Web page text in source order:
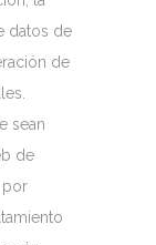
datos de
de
sean
de
por